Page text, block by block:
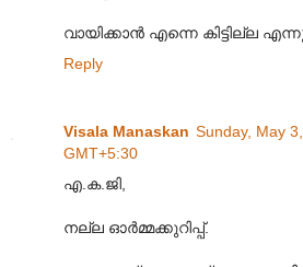
വായിക്കാന്‍ എന്നെ കിട്ടില്ല
Reply
Visala Manaskan Sunday, May
GMT+5:30
എ.ക.ജി,
നല്ല ഓര്‍മ്മക്കുറിപ്പ്.